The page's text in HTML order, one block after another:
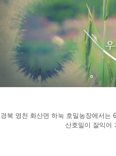
경북 영천 화산면 하눅 호밀농장에서는
산호밀이 잘익어